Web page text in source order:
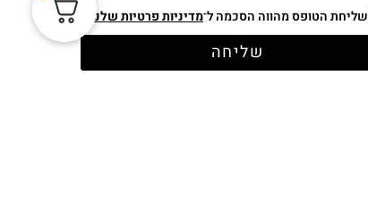
שליחת הטופס מהווה הסכמה ל־מדיניות פרטיות שלנו
שליחה